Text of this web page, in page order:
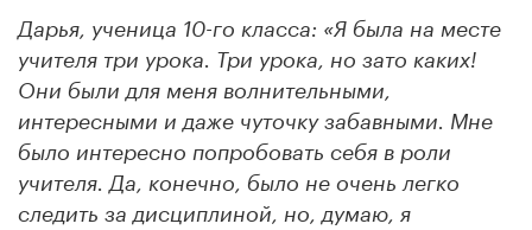
Дарья, ученица 10-го класса: «Я была на месте
учителя три урока. Три урока, но зато каких!
Они были для меня волнительными,
интересными и даже чуточку забавными. Мне
было интересно попробовать себя в роли
учителя. Да, конечно, было не очень легко
следить за дисциплиной, но, думаю, я